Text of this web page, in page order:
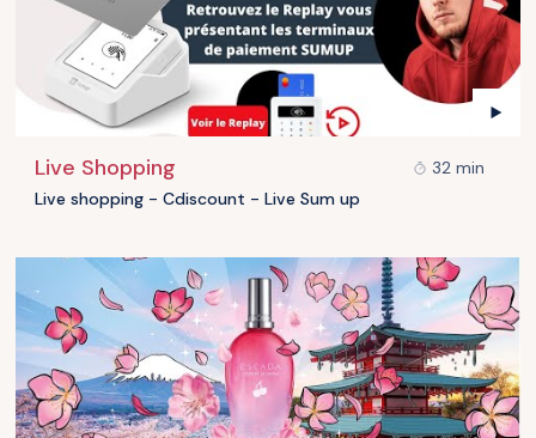
Live Shopping
32 min
Live shopping - Cdiscount - Live Sum up